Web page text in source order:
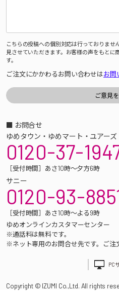
こちらの投稿への個別対応は行っておりま
見させていただきます。お客様の声をもとに
す。
ご注文にかかわるお問い合わせはお問
■ お問合せ
ゆめタウン・ゆめマート・ユアーズ
0120-37-
［受付時間］あさ10時～夕方6時
サニー
0120-93-
［受付時間］あさ10時～よる9時
ゆめオンラインカスタマーセンター
※通話料は無料です。
※ネット専用のお問合せ先です。ご注
PC
Copyright © IZUMI Co.,Ltd. All rights